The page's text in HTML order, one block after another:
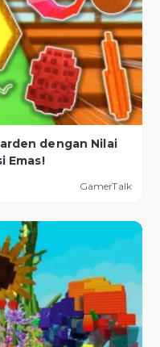
dengan Nilai
Emas!
GamerTalk